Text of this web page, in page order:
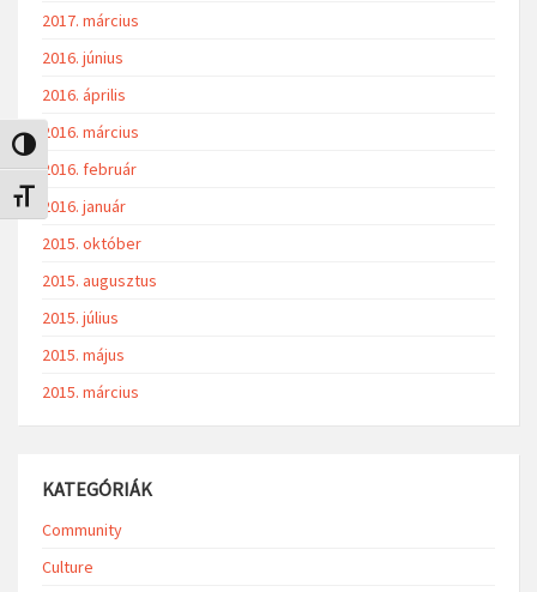
Nagy kontraszt váltása
Betűméret váltása
2017. március
2016. június
2016. április
2016. március
2016. február
2016. január
2015. október
2015. augusztus
2015. július
2015. május
2015. március
KATEGÓRIÁK
Community
Culture